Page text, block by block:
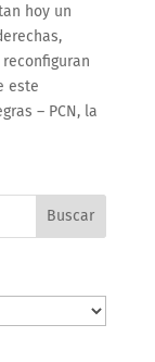
hoy un
este
– PCN, la
Buscar